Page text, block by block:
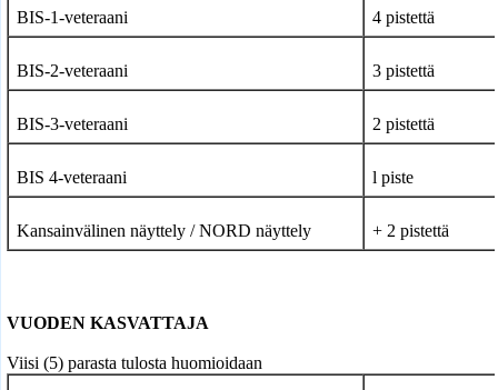
BIS-1-veteraani 4 pistettä
BIS-2-veteraani 3 pistettä
BIS-3-veteraani 2 pistettä
BIS 4-veteraani l piste
Kansainvälinen näyttely / NORD näyttely + 2 pistettä
VUODEN KASVATTAJA
Viisi (5) parasta tulosta huomioidaan